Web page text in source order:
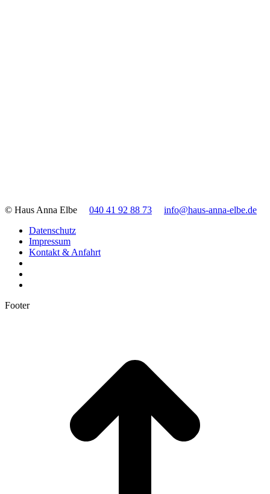
© Haus Anna Elbe 040 41 92 88 73
info@haus-anna-elbe.de
Datenschutz
Impressum
Kontakt & Anfahrt
Footer